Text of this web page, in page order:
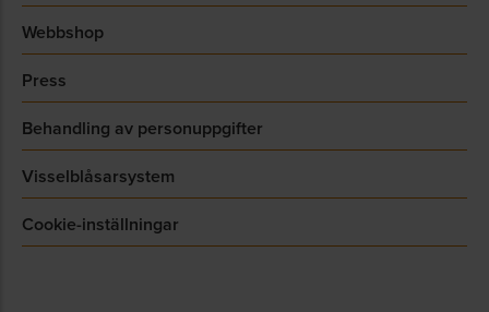
Webbshop
Press
Behandling av personuppgifter
Visselblåsarsystem
Cookie-inställningar